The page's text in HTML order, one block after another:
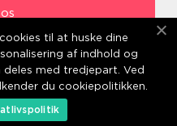
os
til at huske dine
af indhold og
deles med tredjepart. Ved
du cookiepolitikken.